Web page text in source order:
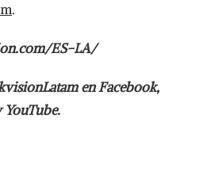
.
ES-LA/
en Facebook,